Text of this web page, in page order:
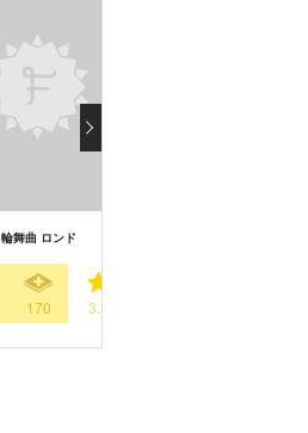
輪舞曲 ロンド
170 3.3